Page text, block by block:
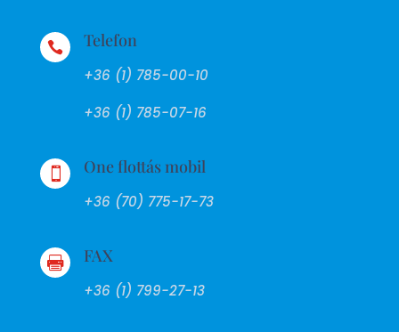
 Telefon
+36 (1) 785-00-10
+36 (1) 785-07-16
 One flottás mobil
+36 (70) 775-17-73
 FAX
+36 (1) 799-27-13